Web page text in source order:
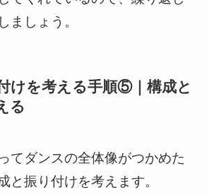
ましょう。
けを考える手順⑤｜構成と
る
てダンスの全体像がつかめた
と振り付けを考えます。